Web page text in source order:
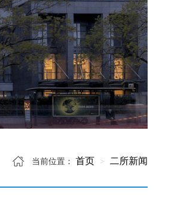
当前位置： 首页 二所新闻